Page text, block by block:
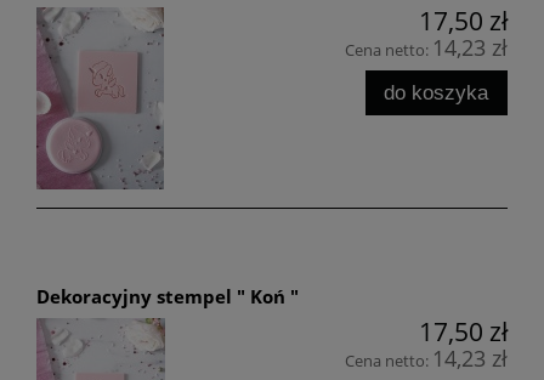
17,50 zł
Cena netto: 14,23 zł
do koszyka
Dekoracyjny stempel " Koń "
17,50 zł
Cena netto: 14,23 zł